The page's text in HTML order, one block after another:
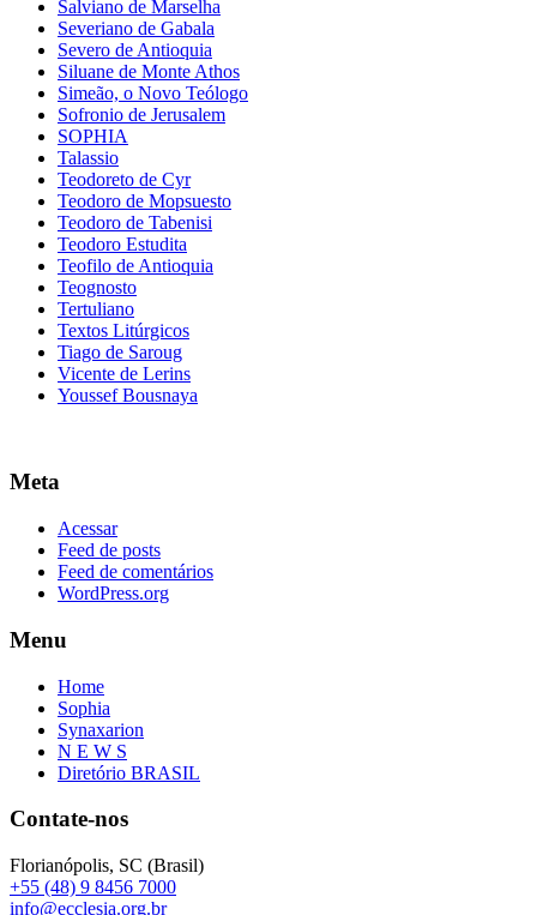
Salviano de Marselha
Severiano de Gabala
Severo de Antioquia
Siluane de Monte Athos
Simeão, o Novo Teólogo
Sofronio de Jerusalem
SOPHIA
Talassio
Teodoreto de Cyr
Teodoro de Mopsuesto
Teodoro de Tabenisi
Teodoro Estudita
Teofilo de Antioquia
Teognosto
Tertuliano
Textos Litúrgicos
Tiago de Saroug
Vicente de Lerins
Youssef Bousnaya
Meta
Acessar
Feed de posts
Feed de comentários
WordPress.org
Menu
Home
Sophia
Synaxarion
N E W S
Diretório BRASIL
Contate-nos
Florianópolis, SC (Brasil)
+55 (48) 9 8456 7000
info@ecclesia.org.br